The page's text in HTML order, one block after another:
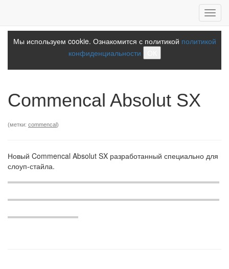
Мы используем cookie. Ознакомится с политикой политикой
конфиденциальности
Commencal Absolut SX
(метки: commencal)
Новый Commencal Absolut SX разработанный специально для
слоуп-стайла.